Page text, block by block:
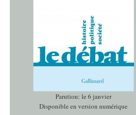
Parution: le 6 janvier
Disponible en version numérique